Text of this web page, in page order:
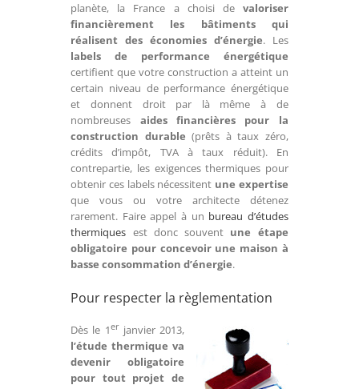
planète, la France a choisi de valoriser
financièrement les bâtiments qui
réalisent des économies d’énergie. Les
labels de performance énergétique
certifient que votre construction a atteint un
certain niveau de performance énergétique
et donnent droit par là même à de
nombreuses aides financières pour la
construction durable (prêts à taux zéro,
crédits d’impôt, TVA à taux réduit). En
contrepartie, les exigences thermiques pour
obtenir ces labels nécessitent une expertise
que vous ou votre architecte détenez
rarement. Faire appel à un bureau d’études
thermiques est donc souvent une étape
obligatoire pour concevoir une maison à
basse consommation d’énergie.
Pour respecter la règlementation
Dès le 1erjanvier 2013,
l’étude thermique va
devenir obligatoire
pour tout projet de